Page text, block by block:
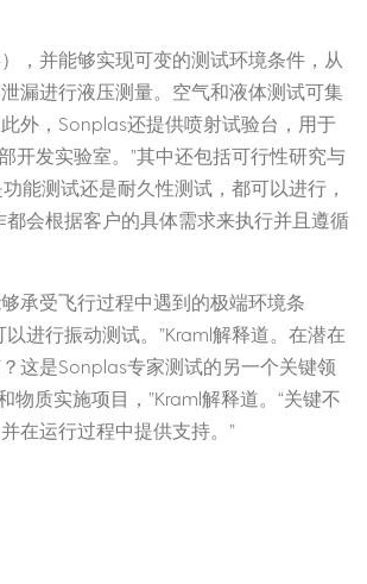
，并能够实现可变的测试环境条件，从
漏进行液压测量。空气和液体测试可集
外，Sonplas还提供喷射试验台，用于
开发实验室。”其中还包括可行性研究与
能测试还是耐久性测试，都可以进行，
会根据客户的具体需求来执行并且遵循
承受飞行过程中遇到的极端环境条
进行振动测试。”Kraml解释道。在潜在
这是Sonplas专家测试的另一个关键领
物质实施项目，”Kraml解释道。“关键不
在运行过程中提供支持。”